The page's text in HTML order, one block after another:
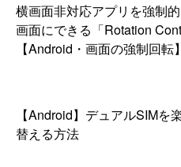
横画面非対応アプリを強制
画面にできる「Rotation
【Android・画面の強制回転】
【Android】デュアルSIMを
替える方法